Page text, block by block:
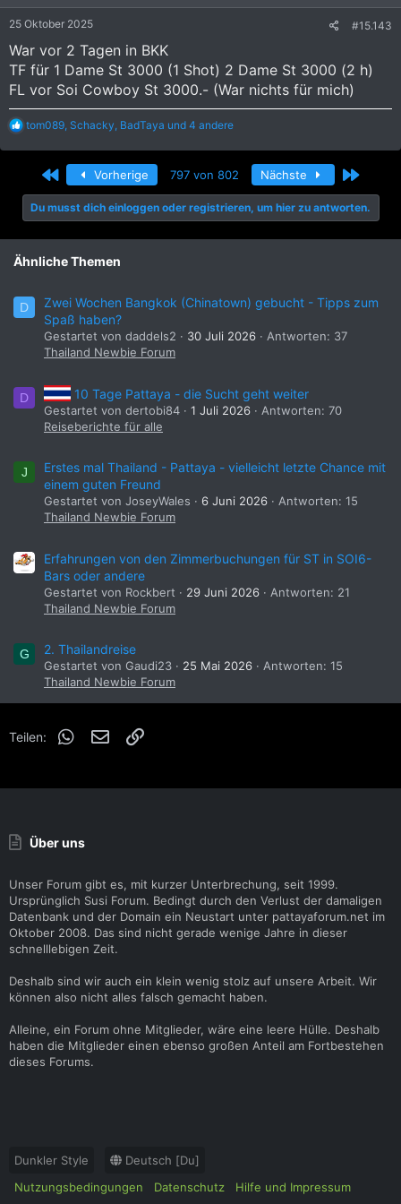
n
25 Oktober 2025 #15.143
War vor 2 Tagen in BKK
TF für 1 Dame St 3000 (1 Shot) 2 Dame St 3000 (2 h)
FL vor Soi Cowboy St 3000.- (War nichts für mich)
R
a
i
o
n
e
:
tom089 Schacky BadTaya und 4 andere
Erste Vorherige 797 von 802 Nächste Letzte
Du musst dich einloggen oder registrieren, um hier zu antworten.
Ähnliche Themen
D
Zwei Wochen Bangkok (Chinatown) gebucht - Tipps zum
Spaß haben?
Gestartet von daddels2 30 Juli 2026
Antworten: 37
Thailand Newbie Forum
D 10 Tage Pattaya - die Sucht geht weiter
Gestartet von dertobi84 1 Juli 2026
Antworten: 70
Reiseberichte für alle
J
Erstes mal Thailand - Pattaya - vielleicht letzte Chance mit
einem guten Freund
Gestartet von JoseyWales 6 Juni 2026
Antworten: 15
Thailand Newbie Forum
Erfahrungen von den Zimmerbuchungen für ST in SOI6-
Bars oder andere
Gestartet von Rockbert 29 Juni 2026
Antworten: 21
Thailand Newbie Forum
G 2. Thailandreise
Gestartet von Gaudi23 25 Mai 2026
Antworten: 15
Thailand Newbie Forum
Teilen: WhatsApp
E-Mail
Über uns
Unser Forum gibt es, mit kurzer Unterbrechung, seit 1999.
Ursprünglich Susi Forum. Bedingt durch den Verlust der damaligen
Datenbank und der Domain ein Neustart unter pattayaforum.net im
Oktober 2008. Das sind nicht gerade wenige Jahre in dieser
schnelllebigen Zeit.
Deshalb sind wir auch ein klein wenig stolz auf unsere Arbeit. Wir
können also nicht alles falsch gemacht haben.
Alleine, ein Forum ohne Mitglieder, wäre eine leere Hülle. Deshalb
haben die Mitglieder einen ebenso großen Anteil am Fortbestehen
dieses Forums.
Dunkler Style
Deutsch [Du]
Nutzungsbedingungen
Datenschutz Hilfe und Impressum